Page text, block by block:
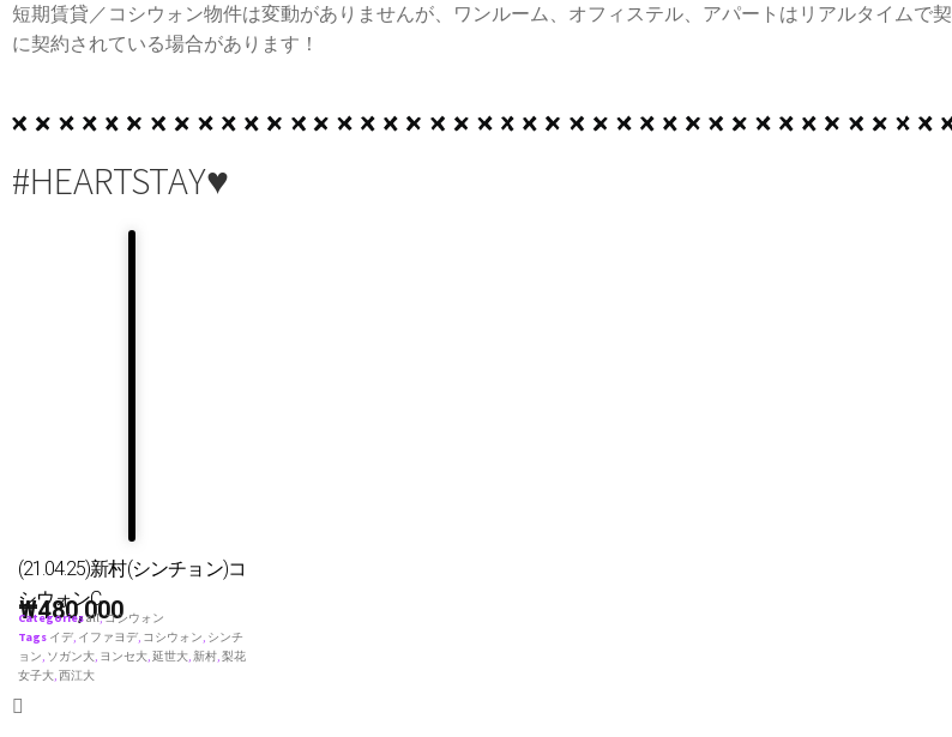
短期賃貸／コシウォン物件は変動がありませんが、ワンルーム、オフィステル、アパートはリアルタイムで
に契約されている場合があります！
#HEARTSTAY♥
(21.04.25)新村(シンチョン)コ
シウォンC
₩480,000
Categoriesall,コシウォン
Tags イデ, イファヨデ, コシウォン, シンチ
ョン, ソガン大, ヨンセ大,延世大,新村,梨花
女子大,西江大